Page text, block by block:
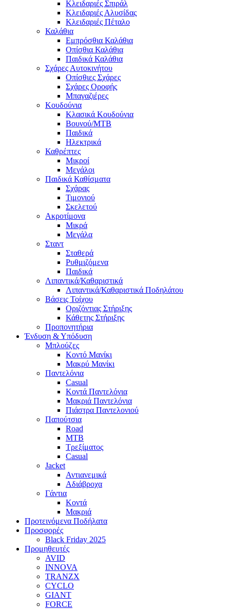
Κλειδαριές Σπιράλ
Κλειδαριές Αλυσίδας
Κλειδαριές Πέταλο
Καλάθια
Εμπρόσθια Καλάθια
Οπίσθια Καλάθια
Παιδικά Καλάθια
Σχάρες Αυτοκινήτου
Οπίσθιες Σχάρες
Σχάρες Οροφής
Μπαγαζιέρες
Κουδούνια
Κλασικά Κουδούνια
Βουνού/MTB
Παιδικά
Ηλεκτρικά
Καθρέπτες
Μικροί
Μεγάλοι
Παιδικά Καθίσματα
Σχάρας
Τιμονιού
Σκελετού
Ακροτίμονα
Μικρά
Μεγάλα
Σταντ
Σταθερά
Ρυθμιζόμενα
Παιδικά
Λιπαντικά/Καθαριστικά
Λιπαντικά/Καθαριστικά Ποδηλάτου
Βάσεις Τοίχου
Οριζόντιας Στήριξης
Κάθετης Στήριξης
Προπονητήρια
Ένδυση & Υπόδυση
Μπλούζες
Κοντό Μανίκι
Μακρύ Μανίκι
Παντελόνια
Casual
Κοντά Παντελόνια
Μακριά Παντελόνια
Πιάστρα Παντελονιού
Παπούτσια
Road
MTB
Τρεξίματος
Casual
Jacket
Αντιανεμικά
Αδιάβροχα
Γάντια
Κοντά
Μακριά
Προτεινόμενα Ποδήλατα
Προσφορές
Black Friday 2025
Προμηθευτές
AVID
INNOVA
TRANZX
CYCLO
GIANT
FORCE